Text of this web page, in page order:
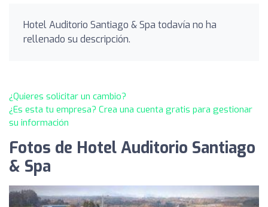
Hotel Auditorio Santiago & Spa todavía no ha
rellenado su descripción.
¿Quieres solicitar un cambio?
¿Es esta tu empresa? Crea una cuenta gratis para gestionar
su información
Fotos de Hotel Auditorio Santiago
& Spa